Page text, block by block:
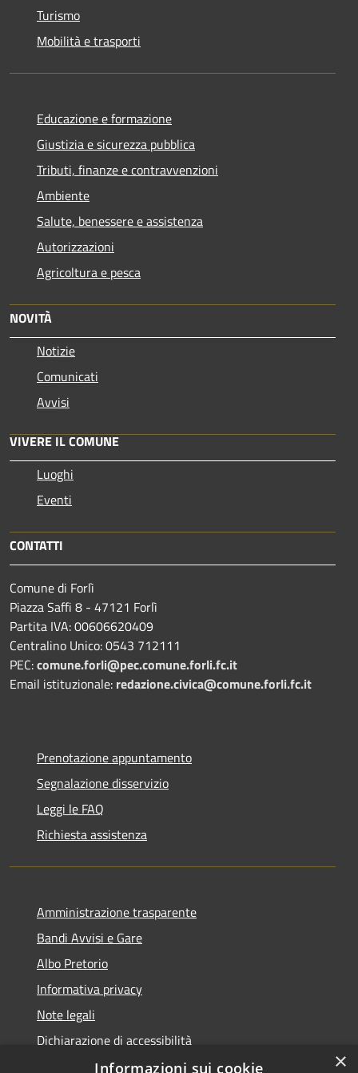
Turismo
Mobilità e trasporti
Educazione e formazione
Giustizia e sicurezza pubblica
Tributi, finanze e contravvenzioni
Ambiente
Salute, benessere e assistenza
Autorizzazioni
Agricoltura e pesca
NOVITÀ
Notizie
Comunicati
Avvisi
VIVERE IL COMUNE
Luoghi
Eventi
CONTATTI
Comune di Forlì
Piazza Saffi 8 - 47121 Forlì
Partita IVA: 00606620409
Centralino Unico: 0543 712111
PEC:comune.forli@pec.comune.forli.fc.it
Email istituzionale: redazione.civica@comune.forli.fc.it
Prenotazione appuntamento
Segnalazione disservizio
Leggi le FAQ
Richiesta assistenza
Amministrazione trasparente
Bandi Avvisi e Gare
Albo Pretorio
Informativa privacy
Note legali
Dichiarazione di accessibilità
×
Informazioni sui cookie